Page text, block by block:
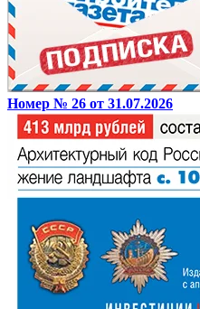
Номер № 26 от 31.07.2026